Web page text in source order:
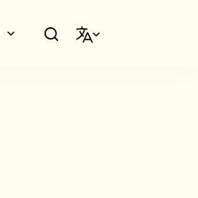
简体中文